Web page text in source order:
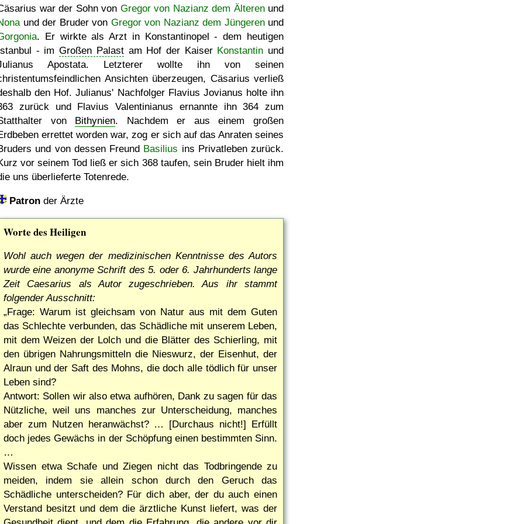
war der Sohn von Gregor von Nazianz dem Älterenund
und der Bruder von Gregor von Nazianz dem Jüngerenund
. Er wirkte als Arzt in Konstantinopel - dem heutigen
- imGroßen Palastam Hof der Kaiser Konstantin und
Apostata. Letzterer wollte ihn von seinen
Ansichten überzeugen, Cäsarius verließ
den Hof. Julianus' Nachfolger Flavius Jovianus holte ihn
zurück und Flavius Valentinianus ernannte ihn 364 zum
von Bithynien. Nachdem er aus einem großen
errettet worden war, zog er sich auf das Anraten seines
und von dessen Freund Basilius ins Privatleben zurück.
vor seinem Tod ließ er sich 368 taufen, sein Bruder hielt ihm
uns überlieferte Totenrede.
Patron der Ärzte
Worte des Heiligen
Wohl auch wegen der medizinischen Kenntnisse des Autors
wurde eine anonyme Schrift des 5. oder 6. Jahrhunderts lange
Zeit Caesarius als Autor zugeschrieben. Aus ihr stammt
folgender Ausschnitt:
Frage: Warum ist gleichsam von Natur aus mit dem Guten
das Schlechte verbunden, das Schädliche mit unserem Leben,
mit dem Weizen der Lolch und die Blätter des Schierling, mit
den übrigen Nahrungsmitteln die Nieswurz, der Eisenhut, der
Alraun und der Saft des Mohns, die doch alle tödlich für unser
Leben sind?
Antwort: Sollen wir also etwa aufhören, Dank zu sagen für das
Nützliche, weil uns manches zur Unterscheidung, manches
aber zum Nutzen heranwächst? … [Durchaus nicht!] Erfüllt
doch jedes Gewächs in der Schöpfung einen bestimmten Sinn.
…
Wissen etwa Schafe und Ziegen nicht das Todbringende zu
meiden, indem sie allein schon durch den Geruch das
Schädliche unterscheiden? Für dich aber, der du auch einen
Verstand besitzt und dem die ärztliche Kunst liefert, was der